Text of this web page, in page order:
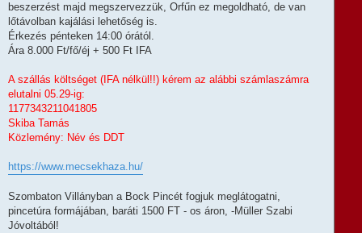
beszerzést majd megszervezzük, Orfűn ez megoldható, de van
lőtávolban kajálási lehetőség is.
Érkezés pénteken 14:00 órától.
Ára 8.000 Ft/fő/éj + 500 Ft IFA
A szállás költséget (IFA nélkül!!) kérem az alábbi számlaszámra
elutalni 05.29-ig:
1177343211041805
Skiba Tamás
Közlemény: Név és DDT
https://www.mecsekhaza.hu/
Szombaton Villányban a Bock Pincét fogjuk meglátogatni,
pincetúra formájában, baráti 1500 FT - os áron, -Müller Szabi
Jóvoltából!